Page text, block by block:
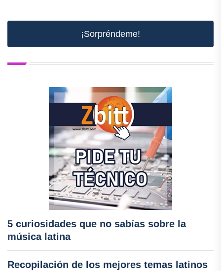
¡Sorpréndeme!
5 curiosidades que no sabías sobre la
música latina
Recopilación de los mejores temas latinos